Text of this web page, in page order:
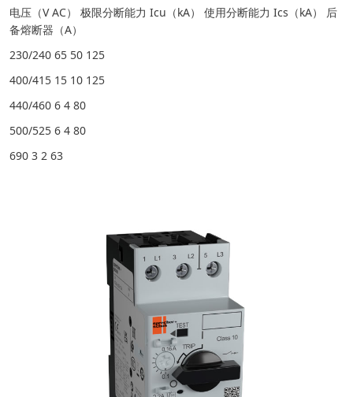
电压（V AC） 极限分断能力 Icu（kA） 使用分断能力 Ics（kA） 后
备熔断器（A）
230/240 65 50 125
400/415 15 10 125
440/460 6 4 80
500/525 6 4 80
690 3 2 63